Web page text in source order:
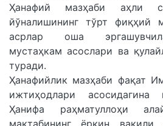
Ҳанафий мазҳаби аҳли
йўналишининг тўрт фиқҳий
асрлар оша
мустаҳкам асослари ва
туради.
Ҳанафийлик мазҳаби фақат
ижтиҳодлари асосидагина
Ҳанифа раҳматуллоҳи
мактабининг ёрқин вакили